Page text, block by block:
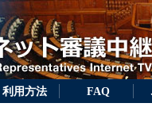
利用方法 FAQ